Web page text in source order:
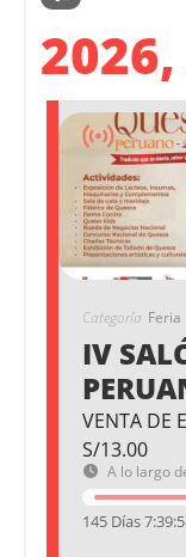
2026,
Categoría Feria
IV
VENTA DE
S/13.00
A lo largo
145 Días